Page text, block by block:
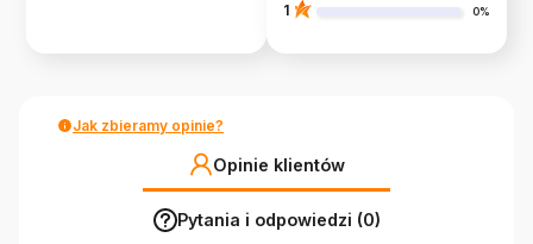
1 0%
Jak zbieramy opinie?
Opinie klientów
Pytania i odpowiedzi (0)